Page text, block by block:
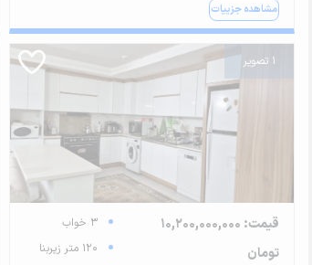
مشاهده جزییات
1 تصویر
قیمت: 10,200,000,000
تومان
3 خواب
120 متر زیربنا